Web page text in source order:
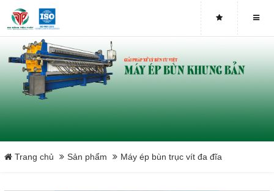
Máy ép bùn trục vít DDTP-MSP-251
Máy ép bùn trục vít DDTP-MSP-252
Máy ép bùn trục vít DDTP-MSP-253
Máy ép bùn trục vít DDTP-MSP-302
Trang chủ Sản phẩm Máy ép bùn trục vít đa đĩa